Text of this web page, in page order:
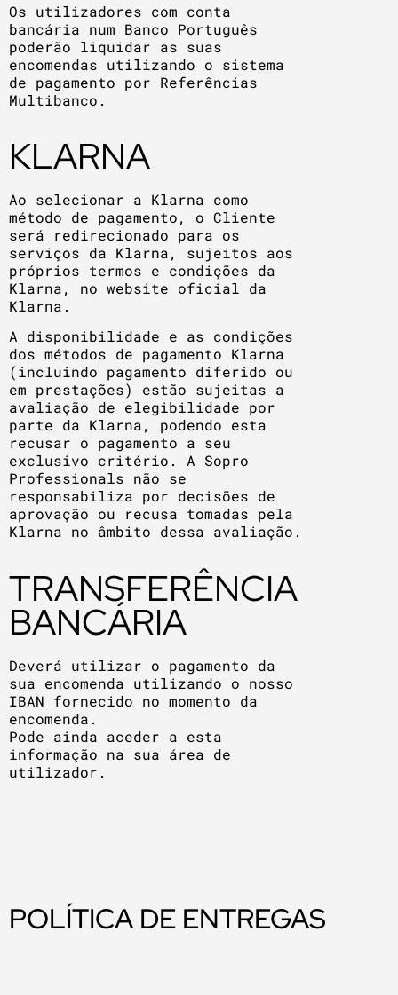
Os utilizadores com conta
bancária num Banco Português
poderão liquidar as suas
encomendas utilizando o sistema
de pagamento por Referências
Multibanco.
KLARNA
Ao selecionar a Klarna como
método de pagamento, o Cliente
será redirecionado para os
serviços da Klarna, sujeitos aos
próprios termos e condições da
Klarna, no website oficial da
Klarna.
A disponibilidade e as condições
dos métodos de pagamento Klarna
(incluindo pagamento diferido ou
em prestações) estão sujeitas a
avaliação de elegibilidade por
parte da Klarna, podendo esta
recusar o pagamento a seu
exclusivo critério. A Sopro
Professionals não se
responsabiliza por decisões de
aprovação ou recusa tomadas pela
Klarna no âmbito dessa avaliação.
TRANSFERÊNCIA
BANCÁRIA
Deverá utilizar o pagamento da
sua encomenda utilizando o nosso
IBAN fornecido no momento da
encomenda.
Pode ainda aceder a esta
informação na sua área de
utilizador.
POLÍTICA DE ENTREGAS